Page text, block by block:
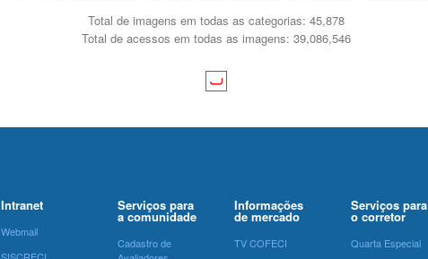
Total de imagens em todas as categorias: 45,878
Total de acessos em todas as imagens: 39,086,546
Intranet
Webmail
Serviços para
a comunidade
Cadastro de
Informações
de mercado
TV COFECI
Serviços para
o corretor
Quarta Especial